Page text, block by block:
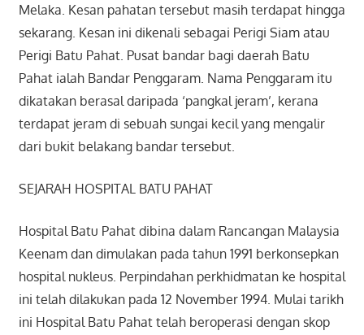
Melaka. Kesan pahatan tersebut masih terdapat hingga
sekarang. Kesan ini dikenali sebagai Perigi Siam atau
Perigi Batu Pahat. Pusat bandar bagi daerah Batu
Pahat ialah Bandar Penggaram. Nama Penggaram itu
dikatakan berasal daripada ‘pangkal jeram’, kerana
terdapat jeram di sebuah sungai kecil yang mengalir
dari bukit belakang bandar tersebut.
SEJARAH HOSPITAL BATU PAHAT
Hospital Batu Pahat dibina dalam Rancangan Malaysia
Keenam dan dimulakan pada tahun 1991 berkonsepkan
hospital nukleus. Perpindahan perkhidmatan ke hospital
ini telah dilakukan pada 12 November 1994. Mulai tarikh
ini Hospital Batu Pahat telah beroperasi dengan skop